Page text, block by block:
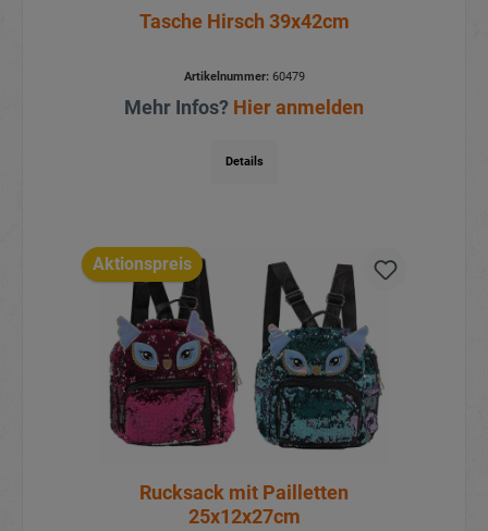
Tasche Hirsch 39x42cm
Artikelnummer:60479
Mehr Infos? Hier anmelden
Details
Aktionspreis
Rucksack mit Pailletten
25x12x27cm